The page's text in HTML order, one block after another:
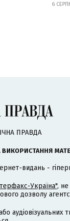
6
ПРАВДА
видань -
Україна", не
дозволу